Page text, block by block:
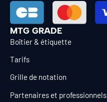
MTG GRADE
Boîtier & étiquette
Tarifs
Grille de notation
Partenaires et professionnels